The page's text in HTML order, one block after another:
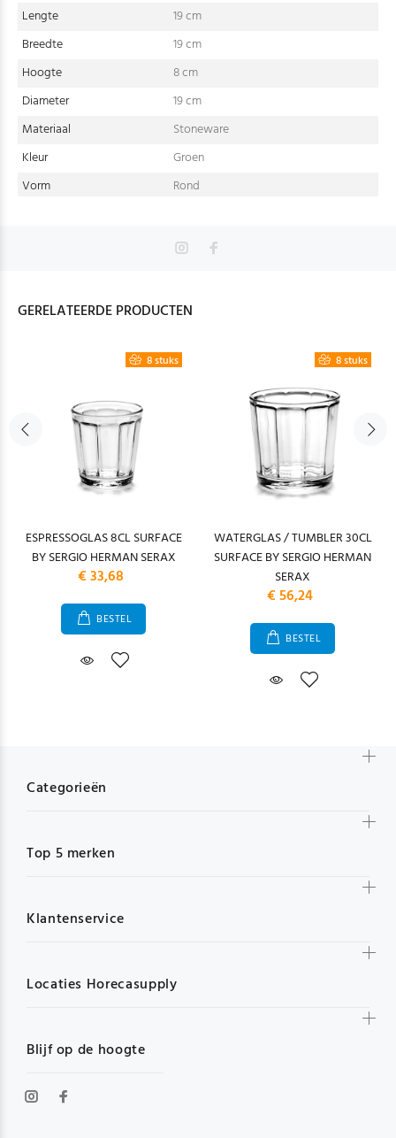
Lengte
19 cm
Breedte
19 cm
Hoogte
8 cm
Diameter
19 cm
Materiaal
Stoneware
Kleur
Groen
Vorm
Rond
GERELATEERDE PRODUCTEN
8 stuks
ESPRESSOGLAS 8CL SURFACE
BY SERGIO HERMAN SERAX
€ 33,68
BESTEL
8 stuks
WATERGLAS / TUMBLER 30CL
SURFACE BY SERGIO HERMAN
SERAX
€ 56,24
BESTEL
Blijf op de hoogte
Categorieën
Top 5 merken
Klantenservice
Locaties Horecasupply